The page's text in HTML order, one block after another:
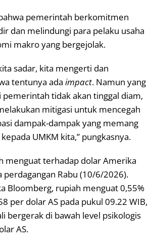
pemerintah berkomitmen
dan melindungi para pelaku usaha
makro yang bergejolak.
sadar, kita mengerti dan
tentunya ada impact. Namun yang
tidak akan tinggal diam,
mitigasi untuk mencegah
dampak-dampak yang memang
UMKM kita,” pungkasnya.
menguat terhadap dolar Amerika
perdagangan Rabu (10/6/2026).
Bloomberg, rupiah menguat 0,55%
per dolar AS pada pukul 09.22 WIB,
bergerak di bawah level psikologis
AS.